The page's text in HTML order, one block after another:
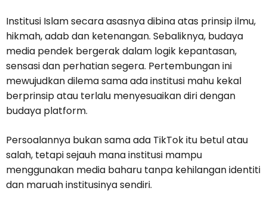
Institusi Islam secara asasnya dibina atas prinsip ilmu,
hikmah, adab dan ketenangan. Sebaliknya, budaya
media pendek bergerak dalam logik kepantasan,
sensasi dan perhatian segera. Pertembungan ini
mewujudkan dilema sama ada institusi mahu kekal
berprinsip atau terlalu menyesuaikan diri dengan
budaya platform.
Persoalannya bukan sama ada TikTok itu betul atau
salah, tetapi sejauh mana institusi mampu
menggunakan media baharu tanpa kehilangan identiti
dan maruah institusinya sendiri.